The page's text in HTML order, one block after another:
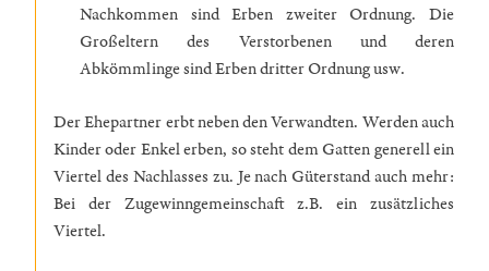
Nachkommen sind Erben zweiter Ordnung. Die
Großeltern des Verstorbenen und deren
Abkömmlinge sind Erben dritter Ordnung usw.
Der Ehepartner erbt neben den Verwandten. Werden auch
Kinder oder Enkel erben, so steht dem Gatten generell ein
Viertel des Nachlasses zu. Je nach Güterstand auch mehr:
Bei der Zugewinngemeinschaft z.B. ein zusätzliches
Viertel.